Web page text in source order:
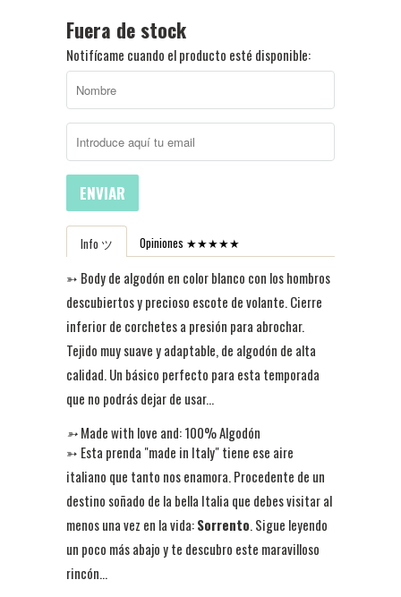
Fuera de stock
Notifícame cuando el producto esté disponible:
ENVIAR
Info ツ Opiniones ★★★★★
➳ Body de algodón en color blanco con los hombros
descubiertos y precioso escote de volante. Cierre
inferior de corchetes a presión para abrochar.
Tejido muy suave y adaptable, de algodón de alta
calidad. Un básico perfecto para esta temporada
que no podrás dejar de usar...
➳Made with love and: 100% Algodón
➳ Esta prenda "made in Italy" tiene ese aire
italiano que tanto nos enamora. Procedente de un
destino soñado de la bella Italia que debes visitar al
menos una vez en la vida:Sorrento. Sigue leyendo
un poco más abajo y te descubro este maravilloso
rincón...